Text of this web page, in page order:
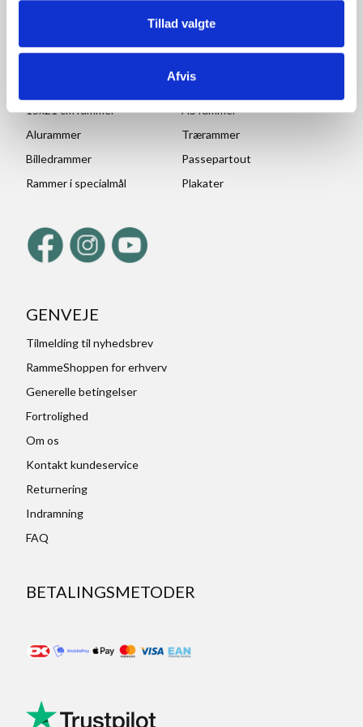
Tillad valgte
Afvis
A4 rammer
15x21 cm rammer
A5 rammer
Alurammer
Trærammer
Billedrammer
Passepartout
Rammer i specialmål
Plakater
GENVEJE
Tilmelding til nyhedsbrev
RammeShoppen for erhverv
Generelle betingelser
Fortrolighed
Om os
Kontakt kundeservice
Returnering
Indramning
FAQ
BETALINGSMETODER